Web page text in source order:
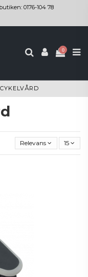
0176-104 78
0
CYKELVÅRD
Relevans 15